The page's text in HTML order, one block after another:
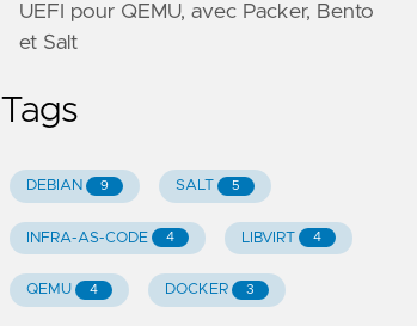
UEFI pour QEMU, avec Packer, Bento
et Salt
Tags
DEBIAN 9 SALT 5
INFRA-AS-CODE 4 LIBVIRT 4
QEMU 4 DOCKER 3